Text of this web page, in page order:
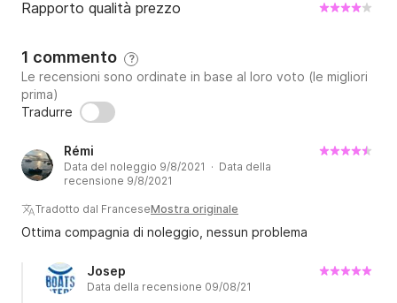
Rapporto qualità prezzo
1 commento ?
Le recensioni sono ordinate in base al loro voto (le migliori
prima)
Tradurre
Rémi
Data del noleggio 9/8/2021 · Data della
recensione 9/8/2021
Tradotto dal FranceseMostra originale
Ottima compagnia di noleggio, nessun problema
Josep
Data della recensione 09/08/21